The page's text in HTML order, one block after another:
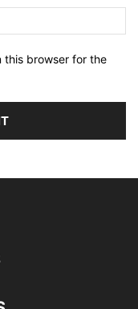
this browser for the